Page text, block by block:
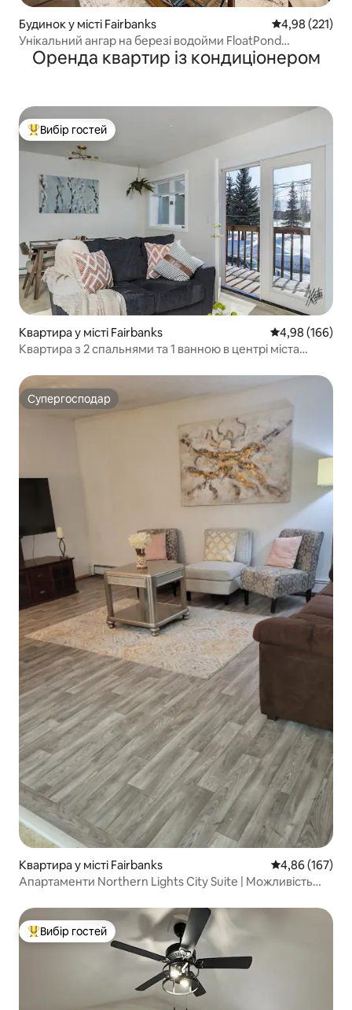
Будинок у місті Fairbanks Середня
4,98 (221)
Унікальний ангар на березі водойми FloatPond
*ДЖАКУЗІ
Оренда квартир із кондиціонером
Топ вибір гостей
Вибір гостей
Квартира у місті Fairbanks Середня
4,98 (166)
Квартира з 2 спальнями та 1 ванною в центрі міста
Супергосподар
Супергосподар
Квартира у місті Fairbanks Середня
4,86 (167)
Апартаменти Northern Lights City Suite | Можливість
Топ вибір гостей
Вибір гостей